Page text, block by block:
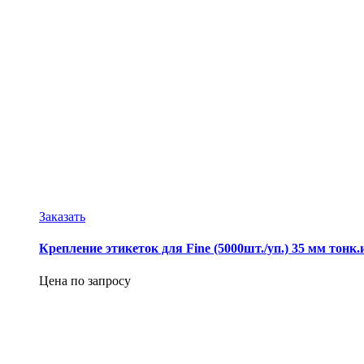
Заказать
Крепление этикеток для Fine (5000шт./уп.) 35 мм
Цена по запросу